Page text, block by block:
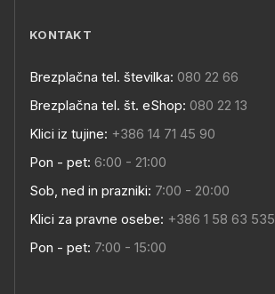
KONTAKT
Brezplačna tel. številka: 080 22 66
Brezplačna tel. št. eShop: 080 22 13
Klici iz tujine: +386 14 71 45 90
Pon - pet: 6:00 - 21:00
Sob, ned in prazniki: 7:00 - 20:00
Klici za pravne osebe: +386 1 58 63 535
Pon - pet: 7:00 - 15:00